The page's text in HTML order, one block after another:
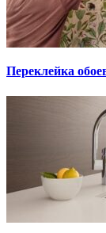
Переклейка